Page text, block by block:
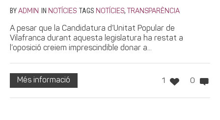
BY ADMIN IN NOTÍCIES TAGS NOTÍCIES, TRANSPARÈNCIA
A pesar que la Candidatura d’Unitat Popular de
Vilafranca durant aquesta legislatura ha restat a
l’oposició creiem imprescindible donar a...
1 0
Més informació